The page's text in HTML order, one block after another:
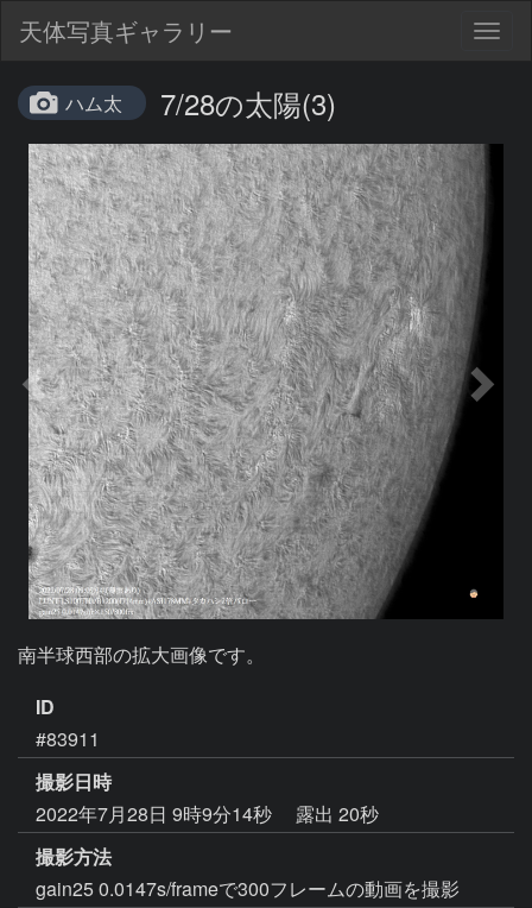
天体写真ギャラリー
ハム太 7/28の太陽(3)
南半球西部の拡大画像です。
ID
#83911
撮影日時
2022年7月28日 9時9分14秒
露出 20秒
撮影方法
gain25 0.0147s/frameで300フレームの動画を撮影